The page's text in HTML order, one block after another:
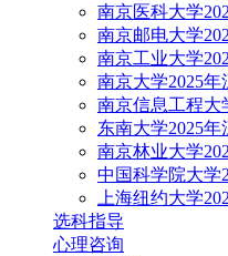
南京医科大学
南京邮电大学
南京工业大学
南京大学2025
南京信息工程大
东南大学2025
南京林业大学
中国科学院大学
上海纽约大学
选科指导
心理咨询